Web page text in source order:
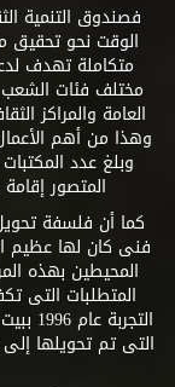
فصندوق التنمية
الوقت نحو تحقيق
متكاملة تهدف
مختلف فئات
العامة والمراكز
وهذا من أهم
وبلغ عدد
المتصور إقامة
كما أن فلسفة تحويل
فنى كان لها عظيم
المحيطين بهذه
المتطلبات التى